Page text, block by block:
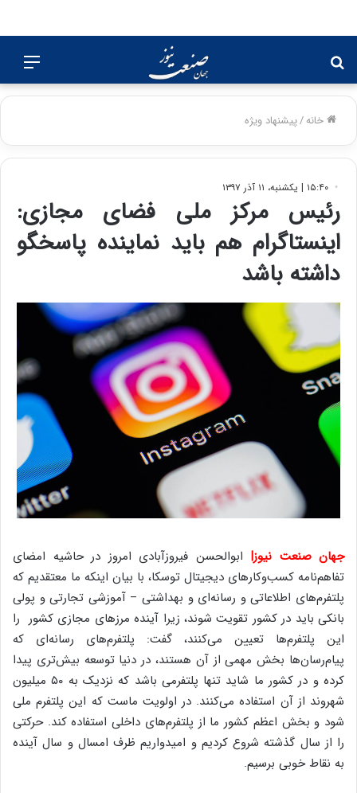
برای
خانه/پیشنهاد ویژه
۱۵:۴۰ | یکشنبه، ۱۱ آذر ۱۳۹۷
رئیس مرکز ملی فضای مجازی:
اینستاگرام هم باید نماینده پاسخگو
داشته باشد
جهان صنعت نیوز| ابوالحسن فیروزآبادی امروز در حاشیه امضای
تفاهم‌نامه کسب‌وکارهای دیجیتال توسکا، با بیان اینکه ما معتقدیم که
پلتفرم‌های اطلاعاتی و رسانه‌ای و بهداشتی – آموزشی تجارتی و پولی
بانکی باید در کشور تقویت شوند، زیرا آینده مرزهای مجازی کشور را
این پلتفرم‌ها تعیین می‌کنند، گفت: پلتفرم‌های رسانه‌ای که
پیام‌رسان‌ها بخش مهمی از آن هستند، در دنیا توسعه بیش‌تری پیدا
کرده و در کشور ما شاید تنها پلتفرمی باشد که نزدیک به ۵۰ میلیون
شهروند از آن استفاده می‌کنند. در اولویت ماست که این پلتفرم ملی
شود و بخش اعظم کشور ما از پلتفرم‌های داخلی استفاده کند. حرکتی
را از سال گذشته شروع کردیم و امیدواریم ظرف امسال و سال آینده
به نقاط خوبی برسیم.